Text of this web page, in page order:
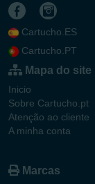
Cartucho.ES
Cartucho.PT
Mapa do site
Inicio
Sobre Cartucho.pt
Atenção ao cliente
A minha conta
Marcas